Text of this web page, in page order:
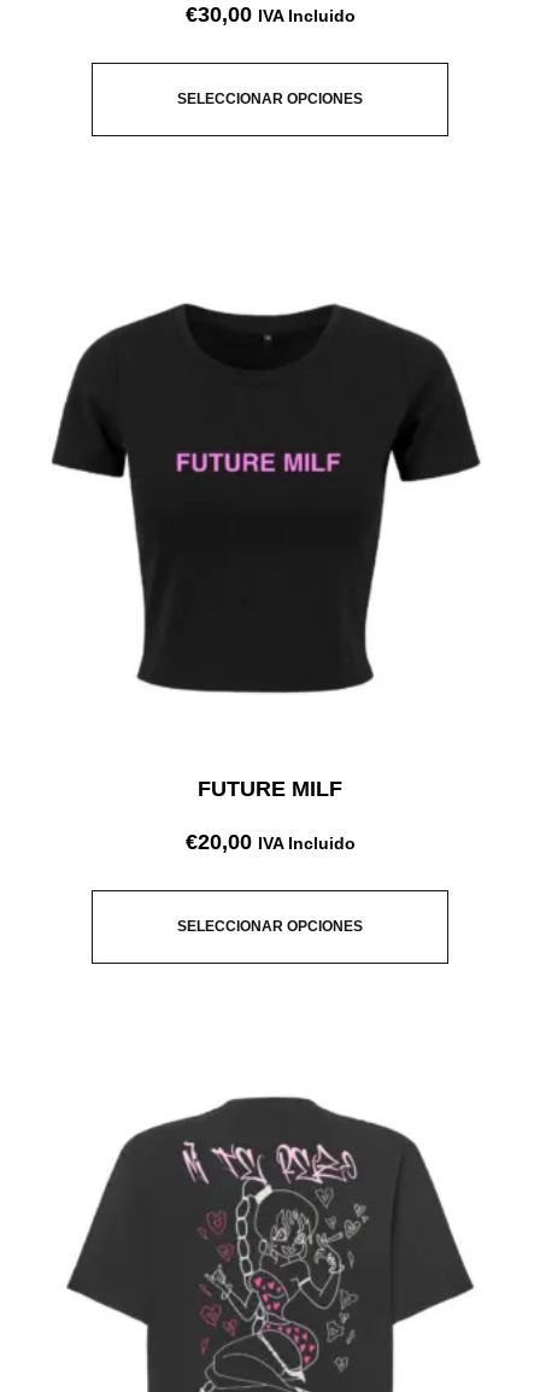
€30,00 IVA Incluido
SELECCIONAR OPCIONES
FUTURE MILF
€20,00 IVA Incluido
SELECCIONAR OPCIONES